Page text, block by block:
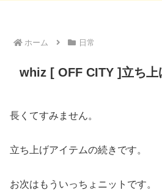
ホーム 日常
whiz [ OFF CITY ]立ち上
長くてすみません。
立ち上げアイテムの続きです。
お次はもういっちょニットです。